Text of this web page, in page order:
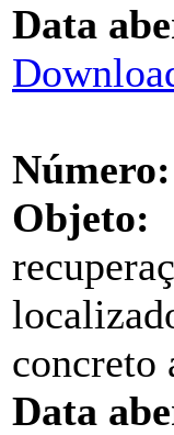
Data
Número:
Objeto:
concreto
Data